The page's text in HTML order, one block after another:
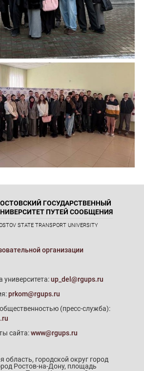
ГОСУДАРСТВЕННЫЙ
ПУТЕЙ СООБЩЕНИЯ
STATE TRANSPORT UNIVERSITY
организации
университета:up_del@rgups.ru
prkom@rgups.ru
(пресс-служба):
сайта:www@rgups.ru
область, городской округ город
Ростов-на-Дону, площадь